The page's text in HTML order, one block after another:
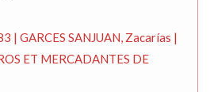
| GARCES SANJUAN, Zacarías |
ET MERCADANTES DE